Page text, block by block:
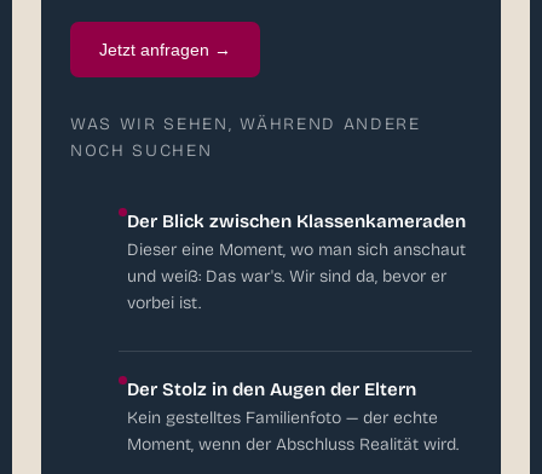
Jetzt anfragen →
WAS WIR SEHEN, WÄHREND ANDERE
NOCH SUCHEN
Der Blick zwischen Klassenkameraden
Dieser eine Moment, wo man sich anschaut
und weiß: Das war's. Wir sind da, bevor er
vorbei ist.
Der Stolz in den Augen der Eltern
Kein gestelltes Familienfoto — der echte
Moment, wenn der Abschluss Realität wird.